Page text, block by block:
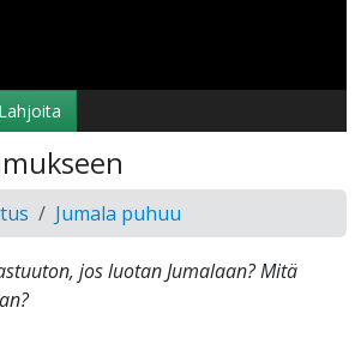
Lahjoita
Jumala puhuu
jos luotan Jumalaan? Mitä